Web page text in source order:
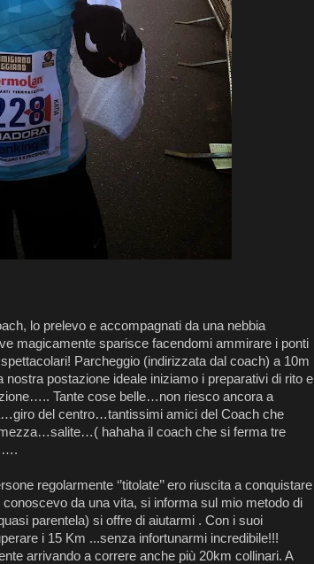
lo prelevo e accompagnati da una nebbia
magicamente sparisce facendomi ammirare i ponti
Parcheggio (indirizzata dal coach) a 10m
postazione ideale iniziamo i preparativi di rito e
Tante cose belle…non riesco ancora a
del centro…tantissimi amici del Coach che
hahaha il coach che si ferma tre
regolarmente ‘’titolate’’ ero riuscita a conquistare
da una vita, si informa sul mio metodo di
parentela) si offre di aiutarmi . Con i suoi
i 15 Km ...senza infortunarmi incredibile!!!
arrivando a correre anche più 20km collinari. A